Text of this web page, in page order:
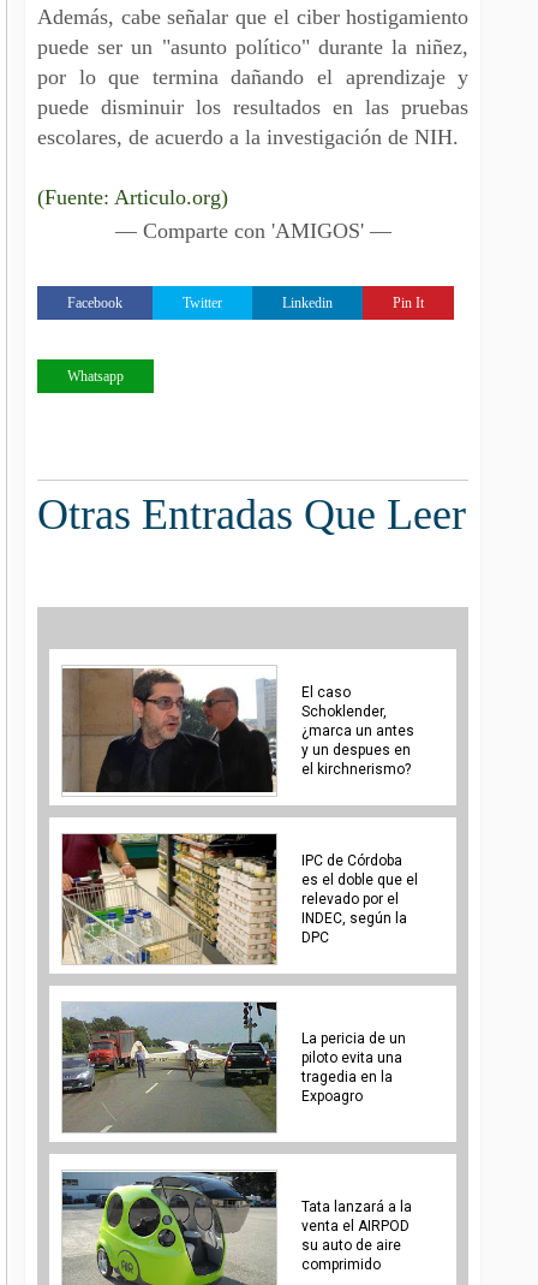
Además, cabe señalar que el ciber hostigamiento
puede ser un "asunto político" durante la niñez,
por lo que termina dañando el aprendizaje y
puede disminuir los resultados en las pruebas
escolares, de acuerdo a la investigación de NIH.
(Fuente: Articulo.org)
— Comparte con 'AMIGOS' —
Facebook Twitter Linkedin Pin It
Whatsapp
Otras Entradas Que Leer
El caso
Schoklender,
¿marca un antes
y un despues en
el kirchnerismo?
IPC de Córdoba
es el doble que el
relevado por el
INDEC, según la
DPC
La pericia de un
piloto evita una
tragedia en la
Expoagro
Tata lanzará a la
venta el AIRPOD
su auto de aire
comprimido